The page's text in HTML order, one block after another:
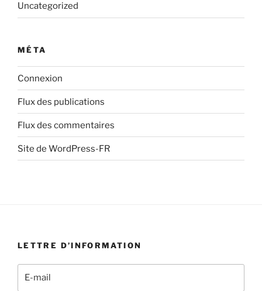
Uncategorized
MÉTA
Connexion
Flux des publications
Flux des commentaires
Site de WordPress-FR
LETTRE D’INFORMATION